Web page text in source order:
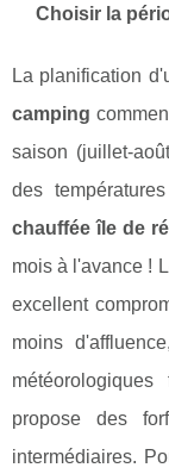
Choisir la
La planification
camping
saison (juillet-
des
chauffée île de ré
mois à l'avance !
excellent
moins
propose des
intermédiaires.